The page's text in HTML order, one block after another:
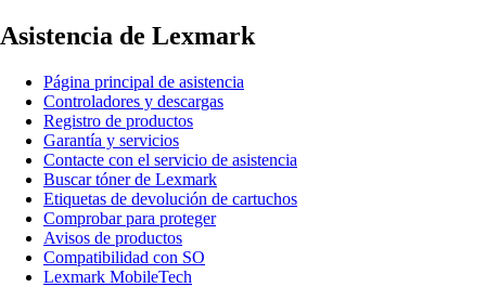
Asistencia de Lexmark
Página principal de asistencia
Controladores y descargas
Registro de productos
Garantía y servicios
Contacte con el servicio de asistencia
Buscar tóner de Lexmark
Etiquetas de devolución de cartuchos
Comprobar para proteger
Avisos de productos
Compatibilidad con SO
Lexmark MobileTech